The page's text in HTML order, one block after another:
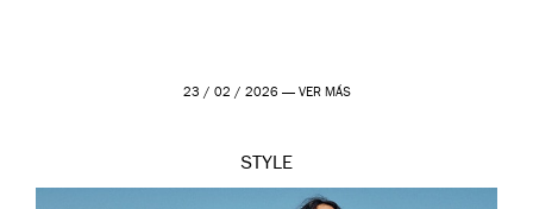
23 / 02 / 2026 — VER MÁS
STYLE